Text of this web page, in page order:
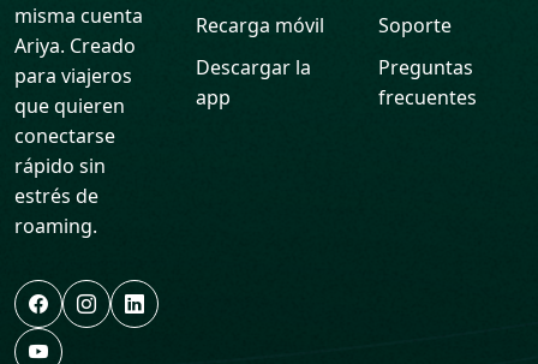
misma cuenta
Ariya. Creado
para viajeros
que quieren
conectarse
rápido sin
estrés de
roaming.
Recarga móvil
Descargar la
app
Soporte
Preguntas
frecuentes